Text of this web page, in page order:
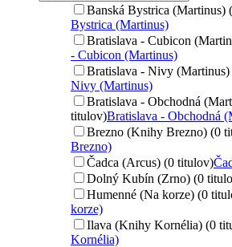
Banská Bystrica (Martinus)
Bystrica (Martinus)
Bratislava - Cubicon
- Cubicon (Martinus)
Bratislava - Nivy
Nivy (Martinus)
Bratislava - Obchodná
titulov)Bratislava - Obchodná
Brezno (Knihy Brezno) (0
Brezno)
Čadca (Arcus) (0 titulov)
Dolný Kubín (Zrno) (0
Humenné (Na korze) (0
korze)
Ilava (Knihy Kornélia) (0
Kornélia)